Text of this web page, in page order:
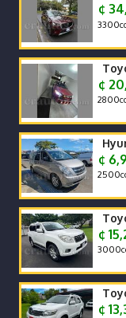
¢
¢
¢
¢
¢